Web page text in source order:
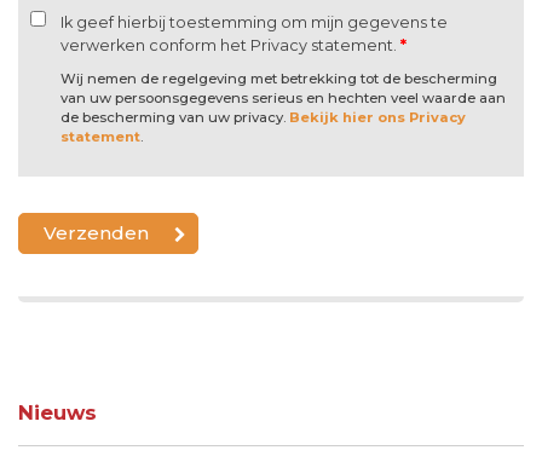
Ik geef hierbij toestemming om mijn gegevens te
verwerken conform het Privacy statement. *
Wij nemen de regelgeving met betrekking tot de bescherming
van uw persoonsgegevens serieus en hechten veel waarde aan
de bescherming van uw privacy. Bekijk hier ons Privacy
statement.
Nieuws